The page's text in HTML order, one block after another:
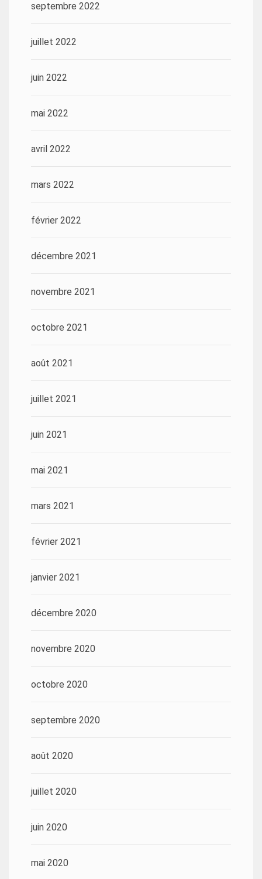
septembre 2022
juillet 2022
juin 2022
mai 2022
avril 2022
mars 2022
février 2022
décembre 2021
novembre 2021
octobre 2021
août 2021
juillet 2021
juin 2021
mai 2021
mars 2021
février 2021
janvier 2021
décembre 2020
novembre 2020
octobre 2020
septembre 2020
août 2020
juillet 2020
juin 2020
mai 2020